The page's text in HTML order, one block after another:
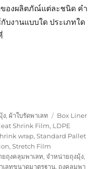
องผลิตภัณ์แต่ละชนิด คำ
บงานแบบใด ประเภทใด
ง, ผ้าใบรัดพาเลท Tags
Box Liner
Shrink Film, LDPE
wrap,Standard Pallet
,Stretch Film
ยถุงคลุมพาเลท, จำหน่ายถุงมุ้ง,
เลทขนาดมาตรฐาน, ถุงคลุมพา